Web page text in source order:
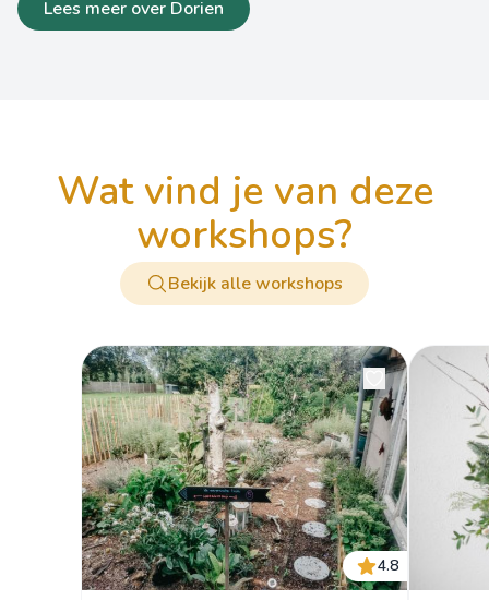
Lees meer over Dorien
wat vind je van deze
workshops?
Bekijk alle workshops
4.8